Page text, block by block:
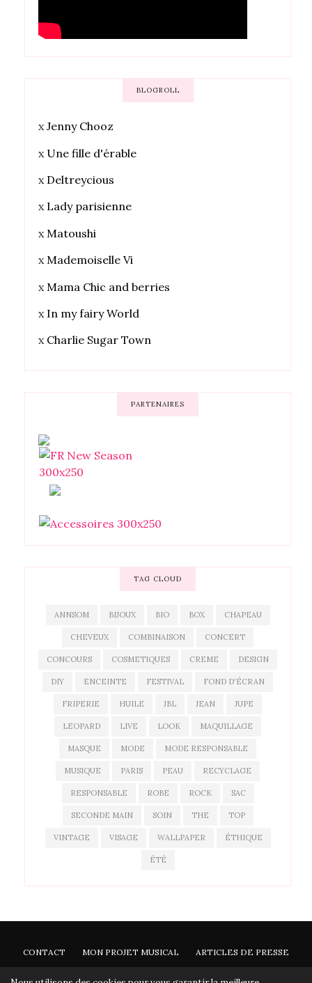
BLOGROLL
xJenny Chooz
x Une fille d'érable
x Deltreycious
x Lady parisienne
x Matoushi
xMademoiselle Vi
x Mama Chic and berries
x In my fairy World
x Charlie Sugar Town
PARTENAIRES
TAG CLOUD
ANNSOM BIJOUX BIO BOX CHAPEAU
CHEVEUX COMBINAISON CONCERT
CONCOURS COSMETIQUES CREME DESIGN
DIY ENCEINTE FESTIVAL FOND D'ÉCRAN
FRIPERIE HUILE JBL JEAN JUPE
LEOPARD LIVE LOOK MAQUILLAGE
MASQUE MODE MODE RESPONSABLE
MUSIQUE PARIS PEAU RECYCLAGE
RESPONSABLE ROBE ROCK SAC
SECONDE MAIN SOIN THE TOP
VINTAGE VISAGE WALLPAPER ÉTHIQUE
ÉTÉ
CONTACT MON PROJET MUSICAL ARTICLES DE PRESSE